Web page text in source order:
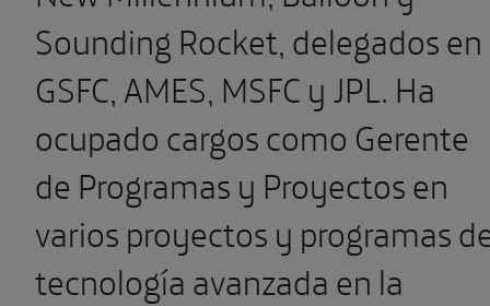
Sounding Rocket, delegados en
GSFC, AMES, MSFC y JPL. Ha
ocupado cargos como Gerente
de Programas y Proyectos en
varios proyectos y programas
tecnología avanzada en la